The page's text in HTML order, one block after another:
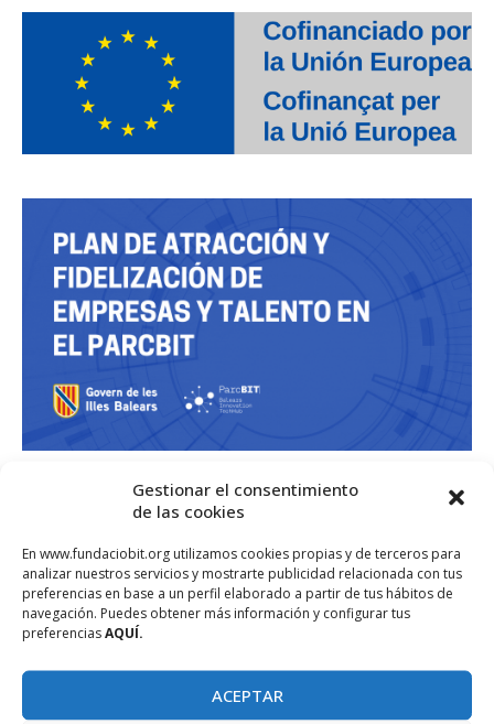
Gestionar el consentimiento
de las cookies
En www.fundaciobit.org utilizamos cookies propias y de terceros para
analizar nuestros servicios y mostrarte publicidad relacionada con tus
preferencias en base a un perfil elaborado a partir de tus hábitos de
navegación. Puedes obtener más información y configurar tus
preferenciasAQUÍ.
ACEPTAR